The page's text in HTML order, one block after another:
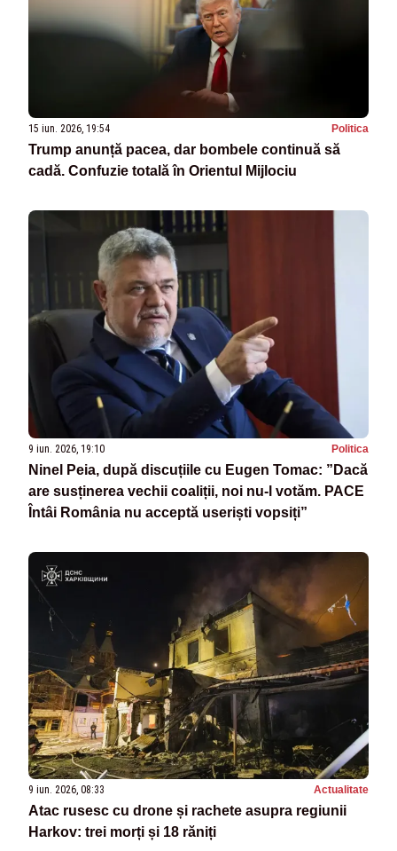
15 iun. 2026, 19:54 Politica
Trump anunță pacea, dar bombele continuă să
cadă. Confuzie totală în Orientul Mijlociu
9 iun. 2026, 19:10 Politica
Ninel Peia, după discuțiile cu Eugen Tomac: ”Dacă
are susținerea vechii coaliții, noi nu-l votăm. PACE
Întâi România nu acceptă useriști vopsiți”
9 iun. 2026, 08:33 Actualitate
Atac rusesc cu drone și rachete asupra regiunii
Harkov: trei morți și 18 răniți